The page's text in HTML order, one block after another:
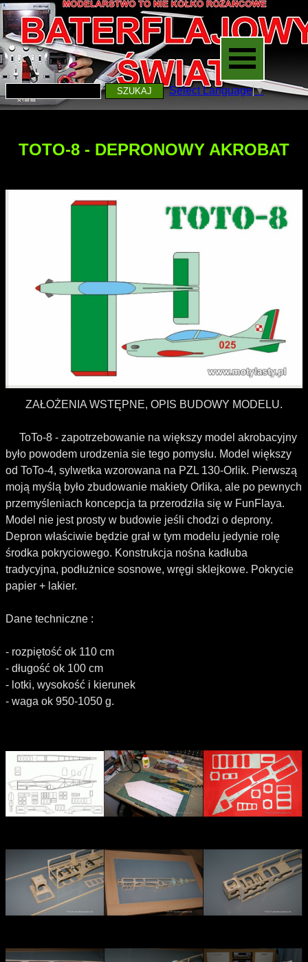
Select Language▼
SZUKAJ
TOTO-8 - DEPRONOWY AKROBAT
ZAŁOŻENIA WSTĘPNE, OPIS BUDOWY MODELU.
ToTo-8 - zapotrzebowanie na większy model akrobacyjny
było powodem urodzenia sie tego pomysłu. Model większy
od ToTo-4, sylwetka wzorowana na PZL 130-Orlik. Pierwszą
moją myślą było zbudowanie makiety Orlika, ale po pewnych
przemyśleniach koncepcja ta przerodziła się w FunFlaya.
Model nie jest prosty w budowie jeśli chodzi o deprony.
Depron właściwie będzie grał w tym modelu jedynie rolę
środka pokryciowego. Konstrukcja nośna kadłuba
tradycyjna, podłużnice sosnowe, wręgi sklejkowe. Pokrycie
papier + lakier.
Dane techniczne :
- rozpiętość ok 110 cm
- długość ok 100 cm
- lotki, wysokość i kierunek
- waga ok 950-1050 g.